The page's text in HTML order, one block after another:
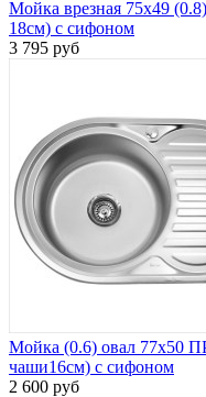
Мойка врезная 75х49
18см) с сифоном
3 795 руб
Мойка (0.6) овал 77х50
чаши16см) с сифоном
2 600 руб